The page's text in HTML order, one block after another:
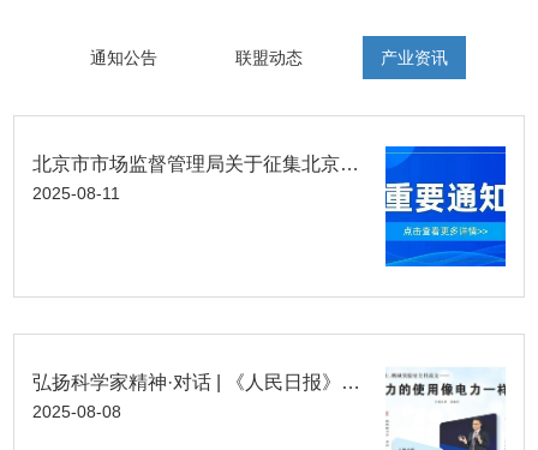
通知公告 联盟动态 产业资讯
北京市市场监督管理局关于征集北京市企业参与视觉智能领域标准化工作需求的通知
2025-08-11
弘扬科学家精神·对话 | 《人民日报》专访高文院士“让算力的使用像电力一样便捷”
2025-08-08